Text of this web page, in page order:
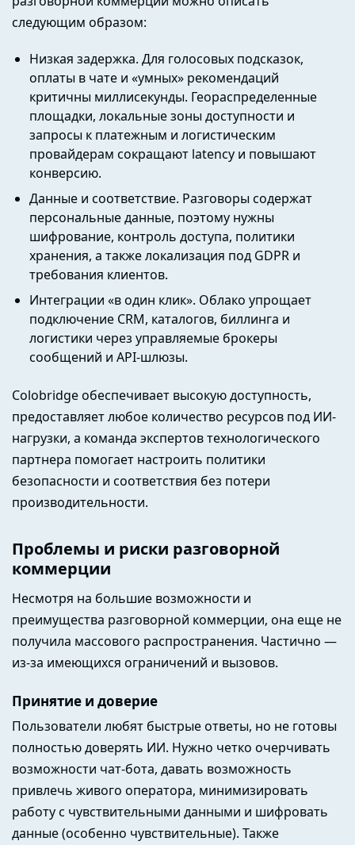
следующим образом:
Низкая задержка. Для голосовых подсказок,
оплаты в чате и «умных» рекомендаций
критичны миллисекунды. Геораспределенные
площадки, локальные зоны доступности и
запросы к платежным и логистическим
провайдерам сокращают latency и повышают
конверсию.
Данные и соответствие. Разговоры содержат
персональные данные, поэтому нужны
шифрование, контроль доступа, политики
хранения, а также локализация под GDPR и
требования клиентов.
Интеграции «в один клик». Облако упрощает
подключение CRM, каталогов, биллинга и
логистики через управляемые брокеры
сообщений и API-шлюзы.
Colobridge обеспечивает высокую доступность,
предоставляет любое количество ресурсов под ИИ-
нагрузки, а команда экспертов технологического
партнера помогает настроить политики
безопасности и соответствия без потери
производительности.
Проблемы и риски разговорной
коммерции
Несмотря на большие возможности и
преимущества разговорной коммерции, она еще не
получила массового распространения. Частично —
из-за имеющихся ограничений и вызовов.
Принятие и доверие
Пользователи любят быстрые ответы, но не готовы
полностью доверять ИИ. Нужно четко очерчивать
возможности чат-бота, давать возможность
привлечь живого оператора, минимизировать
работу с чувствительными данными и шифровать
данные (особенно чувствительные). Также